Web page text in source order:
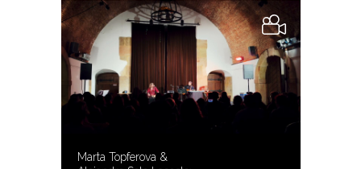
Marta Topferova &